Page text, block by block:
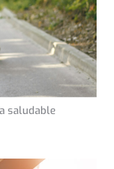
saludable